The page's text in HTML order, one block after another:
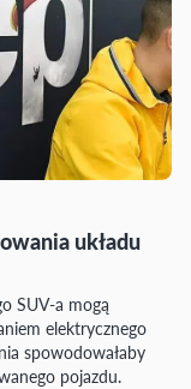
układu
SUV-a mogą
elektrycznego
spowodowałaby
pojazdu.